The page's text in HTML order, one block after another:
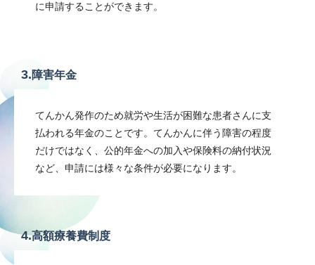
に申請することができます。
3.障害年金
てんかん発作のため就労や生活が困難な患者さんに支
払われる年金のことです。てんかんに伴う障害の程度
だけではなく、公的年金への加入や保険料の納付状況
など、申請には様々な条件が必要になります。
4.高額療養費制度